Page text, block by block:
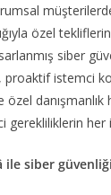
özel
siber
istemci
gerekliliklerin
ile siber